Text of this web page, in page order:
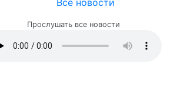
Все новости
Прослушать все новости